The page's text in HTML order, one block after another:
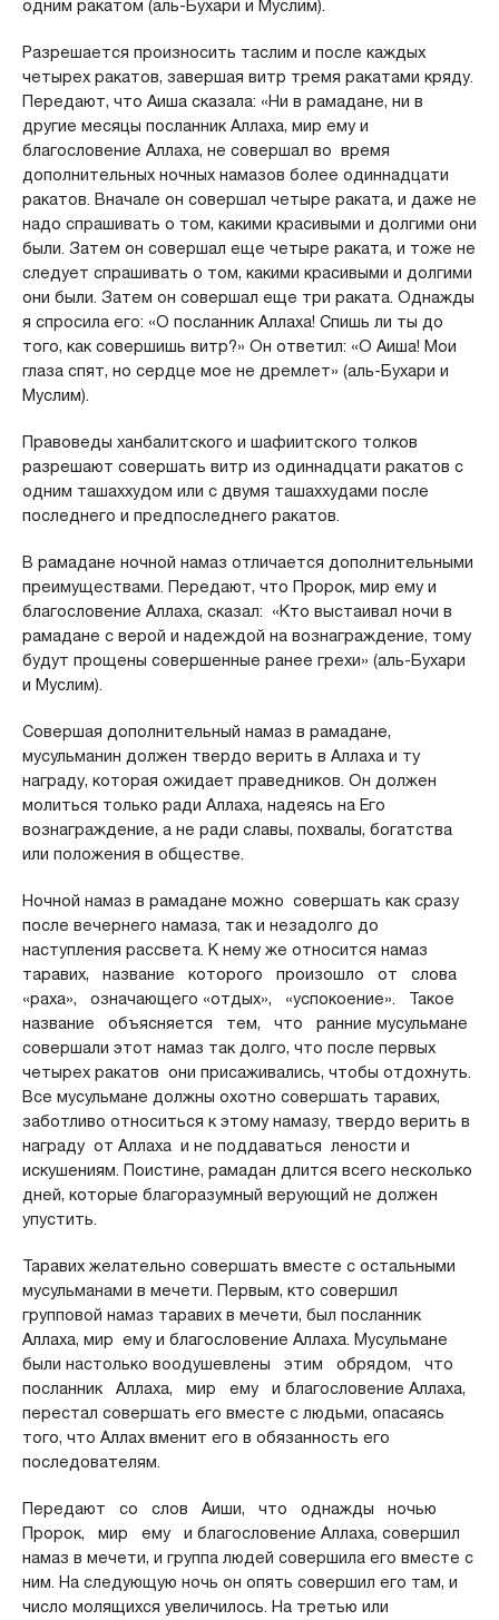
одним ракатом (аль-Бухари и Муслим).
Разрешается произносить таслим и после каждых
четырех ракатов, завершая витр тремя ракатами кряду.
Передают, что Аиша сказала: «Ни в рамадане, ни в
другие месяцы посланник Аллаха, мир ему и
благословение Аллаха, не совершал во время
дополнительных ночных намазов более одиннадцати
ракатов. Вначале он совершал четыре раката, и даже не
надо спрашивать о том, какими красивыми и долгими они
были. Затем он совершал еще четыре раката, и тоже не
следует спрашивать о том, какими красивыми и долгими
они были. Затем он совершал еще три раката. Однажды
я спросила его: «О посланник Аллаха! Спишь ли ты до
того, как совершишь витр?» Он ответил: «О Аиша! Мои
глаза спят, но сердце мое не дремлет» (аль-Бухари и
Муслим).
Правоведы ханбалитского и шафиитского толков
разрешают совершать витр из одиннадцати ракатов с
одним ташаххудом или с двумя ташаххудами после
последнего и предпоследнего ракатов.
В рамадане ночной намаз отличается дополнительными
преимуществами. Передают, что Пророк, мир ему и
благословение Аллаха, сказал: «Кто выстаивал ночи в
рамадане с верой и надеждой на вознаграждение, тому
будут прощены совершенные ранее грехи» (аль-Бухари
и Муслим).
Совершая дополнительный намаз в рамадане,
мусульманин должен твердо верить в Аллаха и ту
награду, которая ожидает праведников. Он должен
молиться только ради Аллаха, надеясь на Его
вознаграждение, а не ради славы, похвалы, богатства
или положения в обществе.
Ночной намаз в рамадане можно совершать как сразу
после вечернего намаза, так и незадолго до
наступления рассвета. К нему же относится намаз
таравих, название которого произошло от слова
«раха», означающего «отдых», «успокоение». Такое
название объясняется тем, что ранние мусульмане
совершали этот намаз так долго, что после первых
четырех ракатов они присаживались, чтобы отдохнуть.
Все мусульмане должны охотно совершать таравих,
заботливо относиться к этому намазу, твердо верить в
награду от Аллаха и не поддаваться лености и
искушениям. Поистине, рамадан длится всего несколько
дней, которые благоразумный верующий не должен
упустить.
Таравих желательно совершать вместе с остальными
мусульманами в мечети. Первым, кто совершил
групповой намаз таравих в мечети, был посланник
Аллаха, мир ему и благословение Аллаха. Мусульмане
были настолько воодушевлены этим обрядом, что
посланник Аллаха, мир ему и благословение Аллаха,
перестал совершать его вместе с людьми, опасаясь
того, что Аллах вменит его в обязанность его
последователям.
Передают со слов Аиши, что однажды ночью
Пророк, мир ему и благословение Аллаха, совершил
намаз в мечети, и группа людей совершила его вместе с
ним. На следующую ночь он опять совершил его там, и
число молящихся увеличилось. На третью или